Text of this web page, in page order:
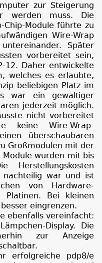
zur Steigerung
werden muss. Die
Chip-Module führte zu
Wire-Wrap
Später
vorbereitet sein,
12. Daher entwickelte
welches es erlaubte,
beliebigen Platz im
war ein gewaltiger
jederzeit möglich.
nicht vorbereitet
keine Wire-Wrap-
überschaubaren
Großmodulen mit der
Module wurden mit bis
nachteilig war und ist
von Hardware-
Platinen. Bei kleinen
eingrenzen.
ebenfalls vereinfacht:
Display. Die
zur Anzeige
erfolgreiche pdp8/e